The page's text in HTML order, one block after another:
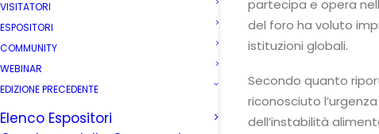
VISITATORI
ESPOSITORI
COMMUNITY
WEBINAR
EDIZIONE PRECEDENTE
Elenco Espositori
partecipa e opera
del foro ha voluto
istituzioni globali.
Secondo quanto
riconosciuto
dell’instabilità